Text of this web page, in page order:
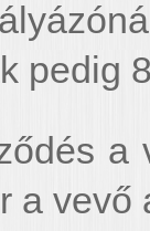
pedig
a
a